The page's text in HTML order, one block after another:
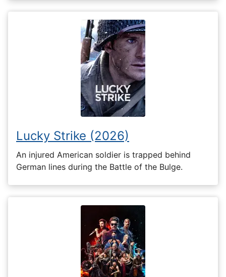
Lucky Strike (2026)
An injured American soldier is trapped behind
German lines during the Battle of the Bulge.